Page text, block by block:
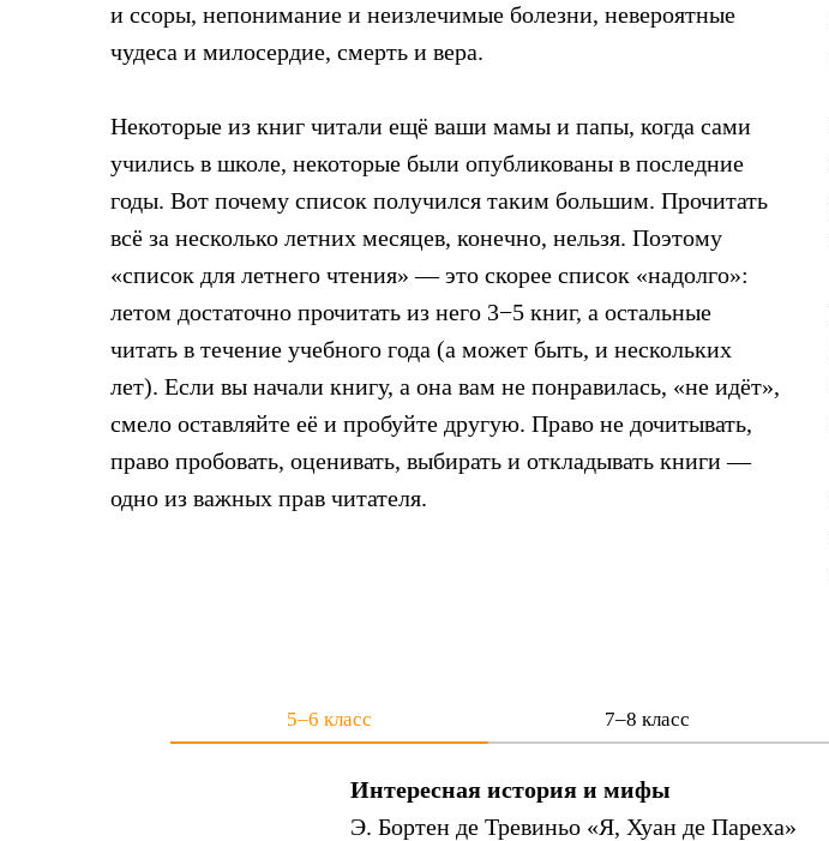
и ссоры, непонимание и неизлечимые болезни, невероятные
чудеса и милосердие, смерть и вера.
Некоторые из книг читали ещё ваши мамы и папы, когда сами
учились в школе, некоторые были опубликованы в последние
годы. Вот почему список получился таким большим. Прочитать
всё за несколько летних месяцев, конечно, нельзя. Поэтому
«список для летнего чтения» — это скорее список «надолго»:
летом достаточно прочитать из него 3−5 книг, а остальные
читать в течение учебного года (а может быть, и нескольких
лет). Если вы начали книгу, а она вам не понравилась, «не идёт»,
смело оставляйте её и пробуйте другую. Право не дочитывать,
право пробовать, оценивать, выбирать и откладывать книги —
одно из важных прав читателя.
5–6 класс 7–8 класс
Интересная история и мифы
Э. Бортен де Тревиньо «Я, Хуан де Пареха»